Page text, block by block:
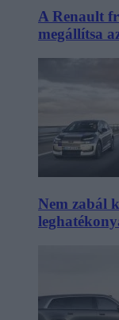
A Renault
megállítsa
Nem zabál